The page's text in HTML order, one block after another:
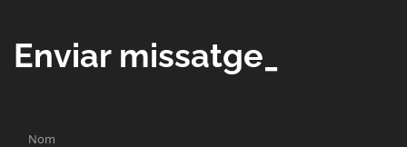
Enviar missatge_